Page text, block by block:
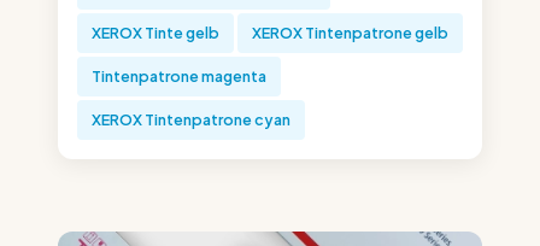
XEROX Tinte gelb XEROX Tintenpatrone gelb
Tintenpatrone magenta
XEROX Tintenpatrone cyan